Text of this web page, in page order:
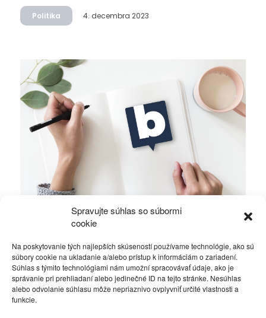
Spravujte súhlas so súbormi
cookie
Na poskytovanie tých najlepších skúseností používame technológie, ako sú
súbory cookie na ukladanie a/alebo prístup k informáciám o zariadení.
Súhlas s týmito technológiami nám umožní spracovávať údaje, ako je
správanie pri prehliadaní alebo jedinečné ID na tejto stránke. Nesúhlas
alebo odvolanie súhlasu môže nepriaznivo ovplyvniť určité vlastnosti a
funkcie.
Politika 4. decembra 2023
Ficova vláda a médiá…
Politika 4. decembra 2023